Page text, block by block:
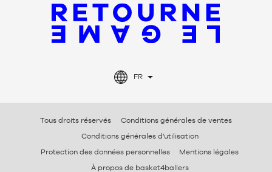
FR
Tous droits réservés
Conditions générales de ventes
Conditions générales d'utilisation
Protection des données personnelles
Mentions légales
À propos de basket4ballers